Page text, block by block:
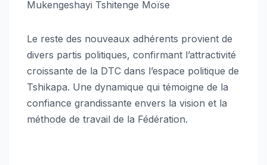
Mukengeshayi Tshitenge Moïse
Le reste des nouveaux adhérents provient de
divers partis politiques, confirmant l’attractivité
croissante de la DTC dans l’espace politique de
Tshikapa. Une dynamique qui témoigne de la
confiance grandissante envers la vision et la
méthode de travail de la Fédération.